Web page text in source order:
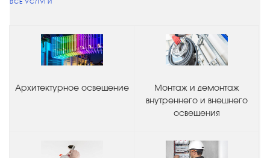
ВСЕ УСЛУГИ
Архитектурное освещение
Монтаж и демонтаж
внутреннего и внешнего
освещения